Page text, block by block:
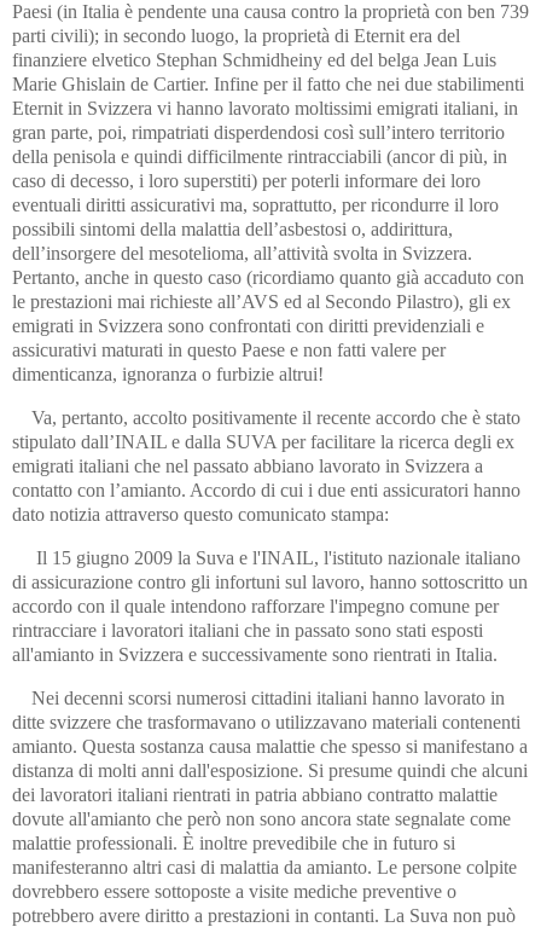
Paesi (in Italia è pendente una causa contro la proprietà con ben 739
parti civili); in secondo luogo, la proprietà di Eternit era del
finanziere elvetico Stephan Schmidheiny ed del belga Jean Luis
Marie Ghislain de Cartier. Infine per il fatto che nei due stabilimenti
Eternit in Svizzera vi hanno lavorato moltissimi emigrati italiani, in
gran parte, poi, rimpatriati disperdendosi così sull’intero territorio
della penisola e quindi difficilmente rintracciabili (ancor di più, in
caso di decesso, i loro superstiti) per poterli informare dei loro
eventuali diritti assicurativi ma, soprattutto, per ricondurre il loro
possibili sintomi della malattia dell’asbestosi o, addirittura,
dell’insorgere del mesotelioma, all’attività svolta in Svizzera.
Pertanto, anche in questo caso (ricordiamo quanto già accaduto con
le prestazioni mai richieste all’AVS ed al Secondo Pilastro), gli ex
emigrati in Svizzera sono confrontati con diritti previdenziali e
assicurativi maturati in questo Paese e non fatti valere per
dimenticanza, ignoranza o furbizie altrui!
Va, pertanto, accolto positivamente il recente accordo che è stato
stipulato dall’INAIL e dalla SUVA per facilitare la ricerca degli ex
emigrati italiani che nel passato abbiano lavorato in Svizzera a
contatto con l’amianto. Accordo di cui i due enti assicuratori hanno
dato notizia attraverso questo comunicato stampa:
Il 15 giugno 2009 la Suva e l'INAIL, l'istituto nazionale italiano
di assicurazione contro gli infortuni sul lavoro, hanno sottoscritto un
accordo con il quale intendono rafforzare l'impegno comune per
rintracciare i lavoratori italiani che in passato sono stati esposti
all'amianto in Svizzera e successivamente sono rientrati in Italia.
Nei decenni scorsi numerosi cittadini italiani hanno lavorato in
ditte svizzere che trasformavano o utilizzavano materiali contenenti
amianto. Questa sostanza causa malattie che spesso si manifestano a
distanza di molti anni dall'esposizione. Si presume quindi che alcuni
dei lavoratori italiani rientrati in patria abbiano contratto malattie
dovute all'amianto che però non sono ancora state segnalate come
malattie professionali. È inoltre prevedibile che in futuro si
manifesteranno altri casi di malattia da amianto. Le persone colpite
dovrebbero essere sottoposte a visite mediche preventive o
potrebbero avere diritto a prestazioni in contanti. La Suva non può